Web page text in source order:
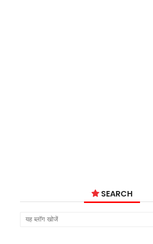
SEARCH